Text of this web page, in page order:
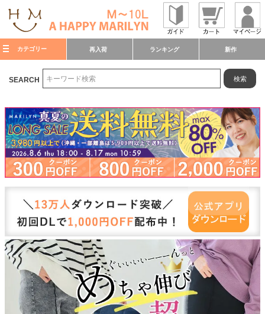
カテゴリー 再入荷 ランキング 新作
SEARCH 検索